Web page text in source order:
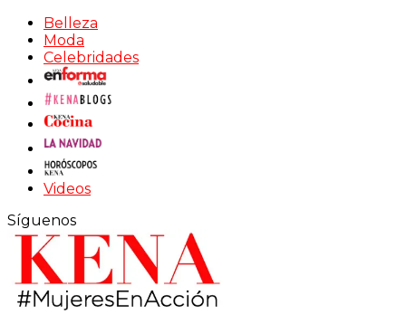
Belleza
Moda
Celebridades
Videos
Síguenos